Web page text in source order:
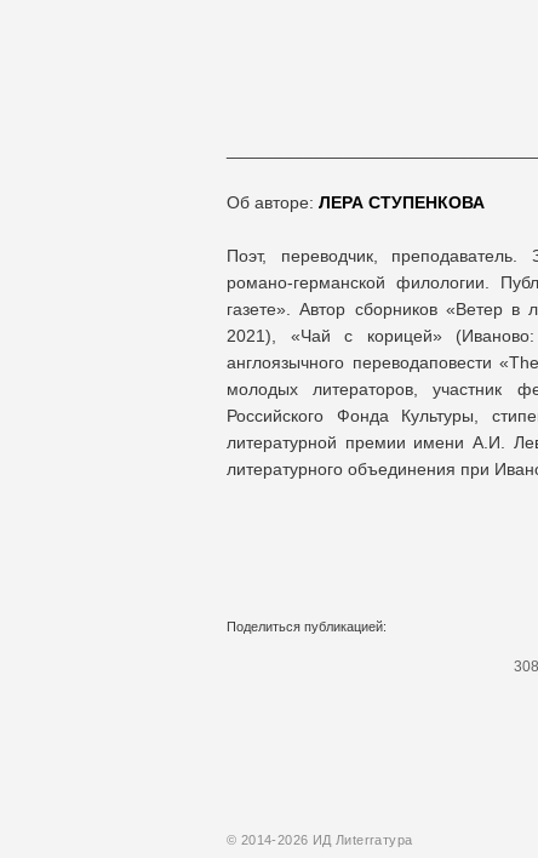
Об авторе: ЛЕРА СТУПЕНКОВА
Поэт, переводчик, преподаватель.
романо-германской филологии.
газете». Автор сборников «Ветер
2021), «Чай с корицей»
англоязычного переводаповести
молодых литераторов, участник
Российского Фонда Культуры,
литературной премии имени А.И.
литературного объединения при
Поделиться публикацией:
308
© 2014-2026 ИД Лиterraтура